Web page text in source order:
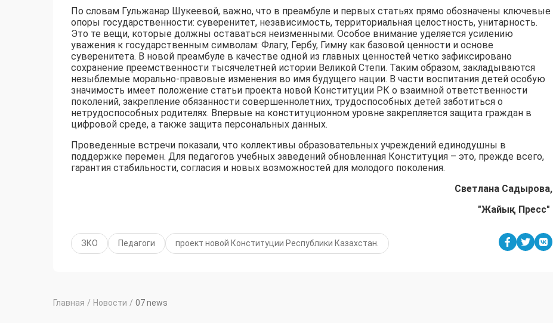
По словам Гульжанар Шукеевой, важно, что в преамбуле и первых статьях прямо обозначены ключевые
опоры государственности: суверенитет, независимость, территориальная целостность, унитарность.
Это те вещи, которые должны оставаться неизменными. Особое внимание уделяется усилению
уважения к государственным символам: Флагу, Гербу, Гимну как базовой ценности и основе
суверенитета. В новой преамбуле в качестве одной из главных ценностей четко зафиксировано
сохранение преемственности тысячелетней истории Великой Степи. Таким образом, закладываются
незыблемые морально-правовые изменения во имя будущего нации. В части воспитания детей особую
значимость имеет положение статьи проекта новой Конституции РК о взаимной ответственности
поколений, закрепление обязанности совершеннолетних, трудоспособных детей заботиться о
нетрудоспособных родителях. Впервые на конституционном уровне закрепляется защита граждан в
цифровой среде, а также защита персональных данных.
Проведенные встречи показали, что коллективы образовательных учреждений единодушны в
поддержке перемен. Для педагогов учебных заведений обновленная Конституция – это, прежде всего,
гарантия стабильности, согласия и новых возможностей для молодого поколения.
Светлана Садырова,
"Жайық Пресс"
ЗКО Педагоги проект новой Конституции Республики Казахстан.
Главная / Новости / 07 news